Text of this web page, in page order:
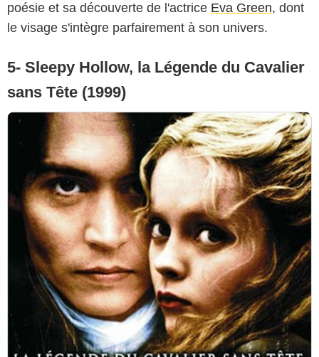
poésie et sa découverte de l'actrice Eva Green, dont
le visage s'intègre parfairement à son univers.
5- Sleepy Hollow, la Légende du Cavalier
sans Tête (1999)